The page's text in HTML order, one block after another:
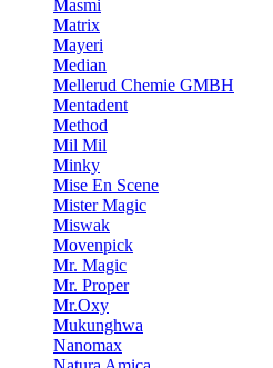
Masmi
Matrix
Mayeri
Median
Mellerud Chemie GMBH
Mentadent
Method
Mil Mil
Minky
Mise En Scene
Mister Magic
Miswak
Movenpick
Mr. Magic
Mr. Proper
Mr.Oxy
Mukunghwa
Nanomax